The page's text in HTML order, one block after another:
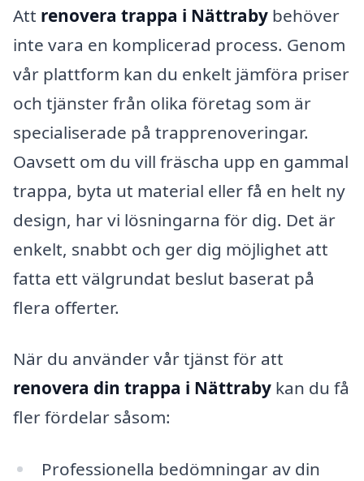
Att renovera trappa i Nättraby behöver
inte vara en komplicerad process. Genom
vår plattform kan du enkelt jämföra priser
och tjänster från olika företag som är
specialiserade på trapprenoveringar.
Oavsett om du vill fräscha upp en gammal
trappa, byta ut material eller få en helt ny
design, har vi lösningarna för dig. Det är
enkelt, snabbt och ger dig möjlighet att
fatta ett välgrundat beslut baserat på
flera offerter.
När du använder vår tjänst för att
renovera din trappa i Nättraby kan du få
fler fördelar såsom:
Professionella bedömningar av din